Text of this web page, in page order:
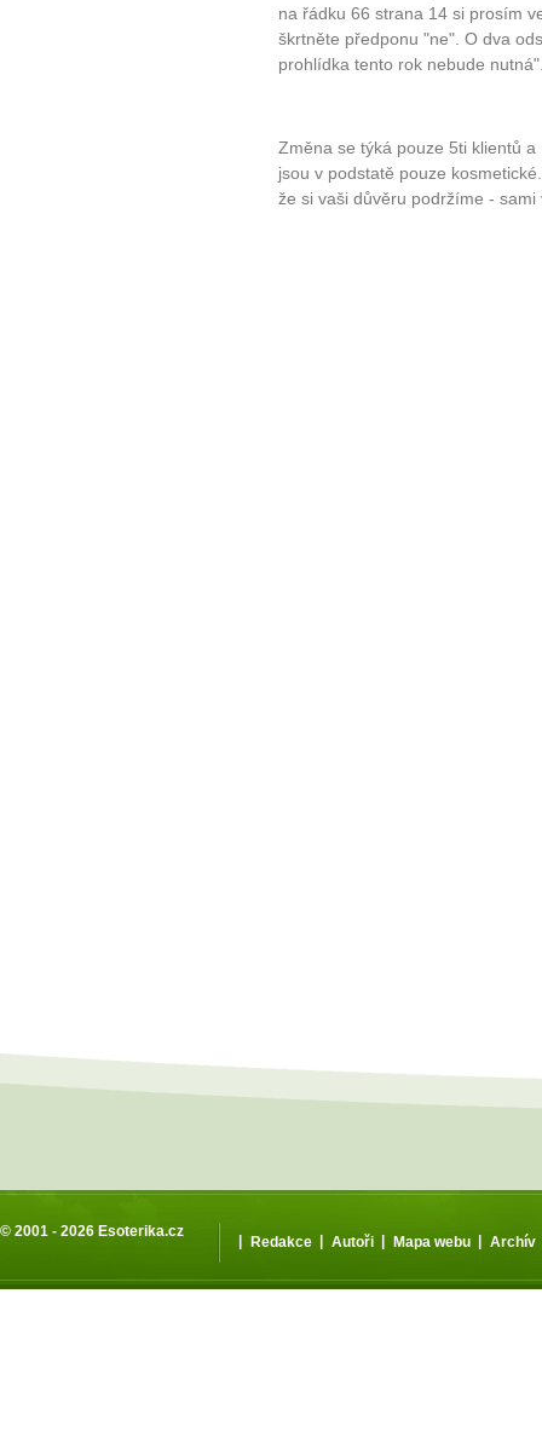
na řádku 66 strana 14 si prosím
škrtněte předponu "ne". O dva
prohlídka tento rok nebude
Změna se týká pouze 5ti klientů
jsou v podstatě pouze
že si vaši důvěru podržíme -
© 2001 - 2026 Esoterika.cz
| Redakce | Autoři | Mapa webu | Archív